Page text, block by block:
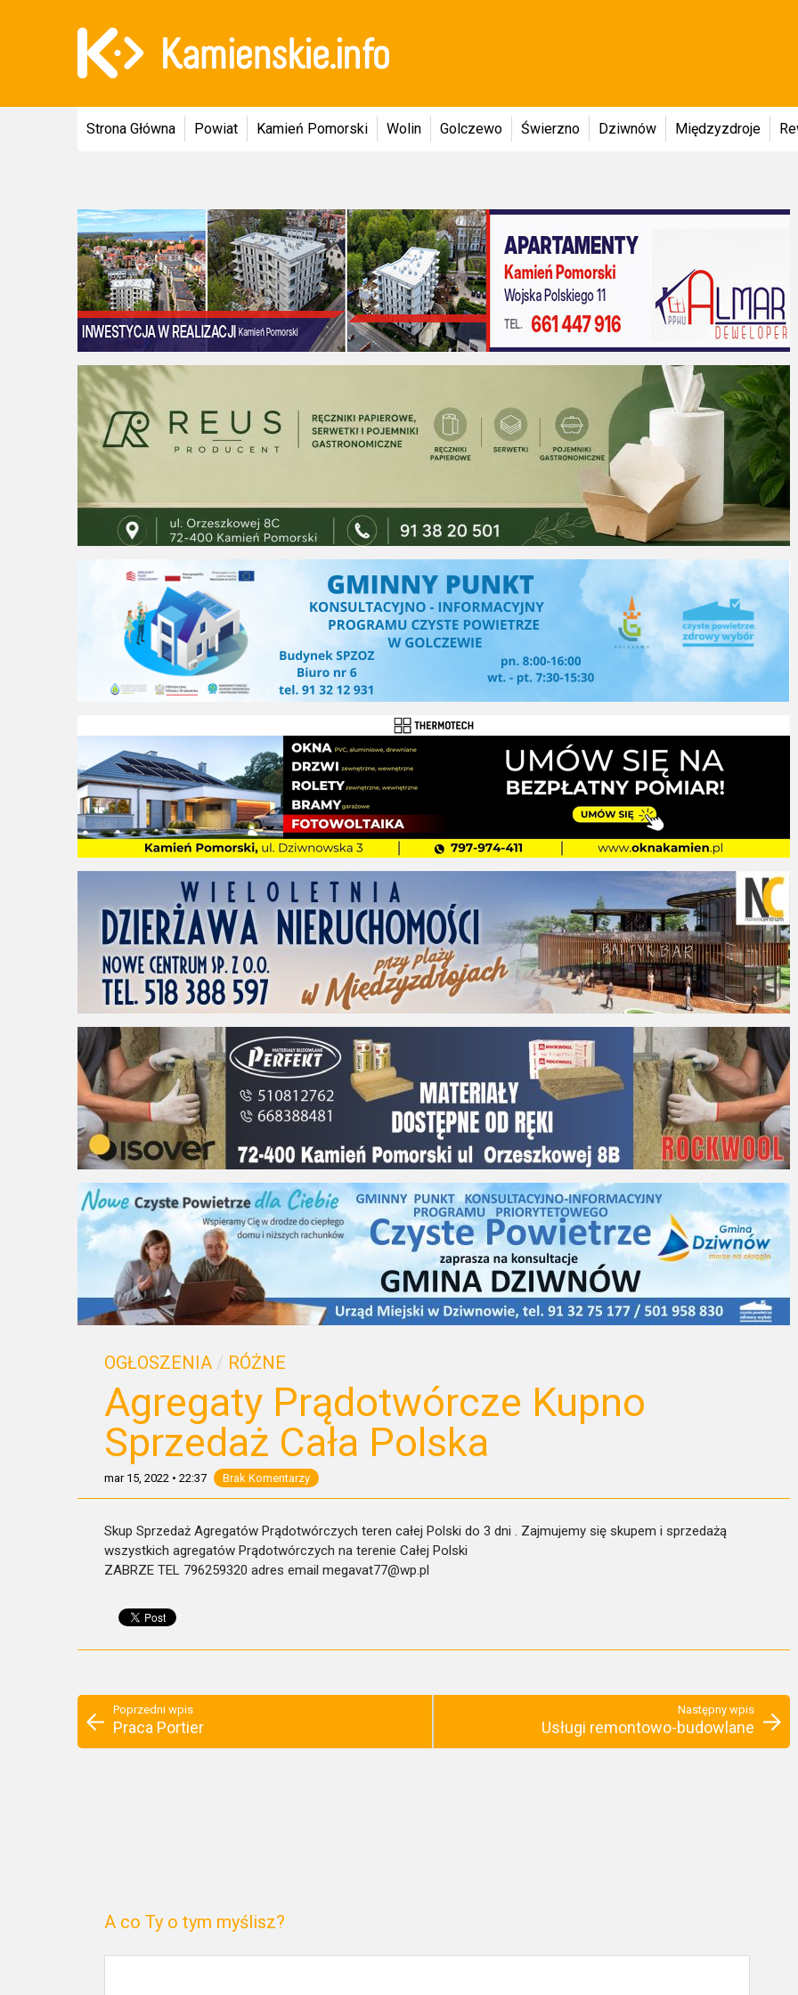
Strona Główna Powiat Kamień Pomorski Wolin Golczewo Świerzno Dziwnów Międzyzdroje
OGŁOSZENIA / RÓŻNE
Agregaty Prądotwórcze Kupno
Sprzedaż Cała Polska
mar 15, 2022 • 22:37 Brak Komentarzy
Skup Sprzedaż Agregatów Prądotwórczych teren całej Polski do 3 dni . Zajmujemy się skupem i sprzedażą
wszystkich agregatów Prądotwórczych na terenie Całej Polski
ZABRZE TEL 796259320 adres email megavat77@wp.pl
Poprzedni wpis
Praca Portier
Następny wpis
Usługi remontowo-budowlane
A co Ty o tym myślisz?